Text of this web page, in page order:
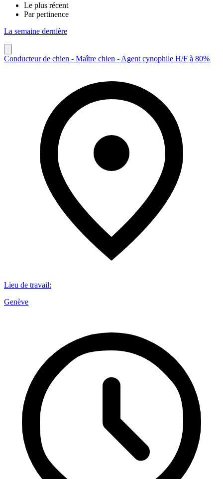
Le plus récent
Par pertinence
La semaine dernière
Conducteur de chien - Maître chien - Agent cynophile H/F à 80%
Lieu de travail:
Genève